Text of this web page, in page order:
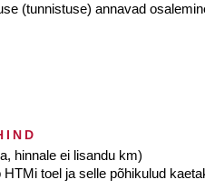
(tunnistuse) annavad
hinnale ei lisandu km)
HTMi toel ja selle põhikulud